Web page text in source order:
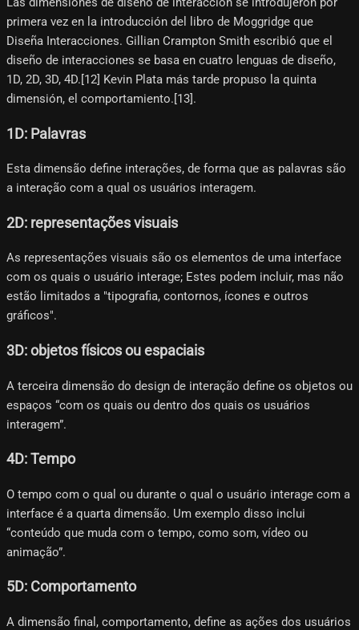
primera vez en la introducción del libro de Moggridge que
Diseña Interacciones. Gillian Crampton Smith escribió que el
diseño de interacciones se basa en cuatro lenguas de diseño,
1D, 2D, 3D, 4D.[12]​ Kevin Plata más tarde propuso la quinta
dimensión, el comportamiento.[13]​.
1D: Palavras
Esta dimensão define interações, de forma que as palavras são
a interação com a qual os usuários interagem.
2D: representações visuais
As representações visuais são os elementos de uma interface
com os quais o usuário interage; Estes podem incluir, mas não
estão limitados a "tipografia, contornos, ícones e outros
gráficos".
3D: objetos físicos ou espaciais
A terceira dimensão do design de interação define os objetos ou
espaços “com os quais ou dentro dos quais os usuários
interagem”.
4D: Tempo
O tempo com o qual ou durante o qual o usuário interage com a
interface é a quarta dimensão. Um exemplo disso inclui
“conteúdo que muda com o tempo, como som, vídeo ou
animação”.
5D: Comportamento
A dimensão final, comportamento, define as ações dos usuários